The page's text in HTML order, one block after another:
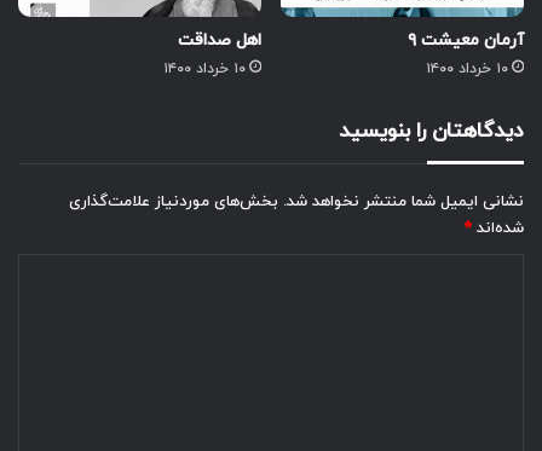
آرمان معیشت ۹
۱۰ خرداد ۱۴۰۰
اهل صداقت
۱۰ خرداد ۱۴۰۰
دیدگاهتان را بنویسید
نشانی ایمیل شما منتشر نخواهد شد. بخش‌های موردنیاز علامت‌گذاری
شده‌اند *